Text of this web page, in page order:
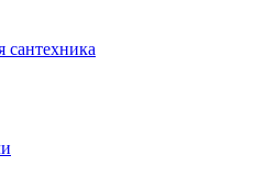
сантехника